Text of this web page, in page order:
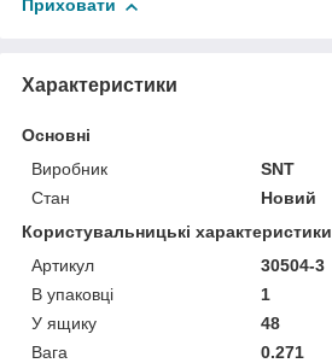
Приховати
Характеристики
Основні
Виробник
SNT
Стан
Новий
Користувальницькі характеристики
Артикул
30504-3
В упаковці
1
У ящику
48
Вага
0.271